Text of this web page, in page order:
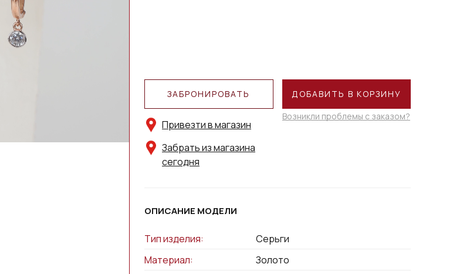
ЗАБРОНИРОВАТЬ
Привезти в магазин
Забрать из магазина
сегодня
ДОБАВИТЬ В КОРЗИНУ
Возникли проблемы с заказом?
ОПИСАНИЕ МОДЕЛИ
Тип изделия:
Серьги
Материал:
Золото